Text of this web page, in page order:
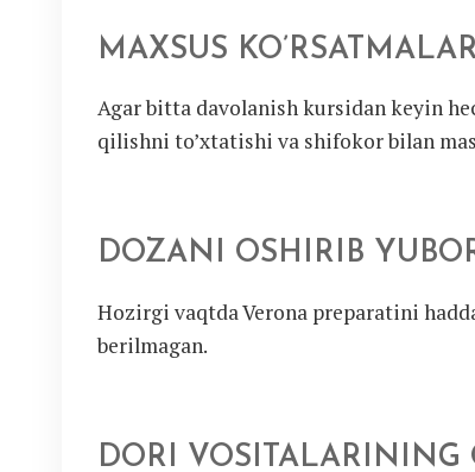
MAXSUS
Agar bitta davolanish kursidan keyin
qilishni to’xtatishi va shifokor bilan
DOZANI OSHIRIB
Hozirgi vaqtda Verona preparatini
berilmagan.
DORI VOSITALARINING